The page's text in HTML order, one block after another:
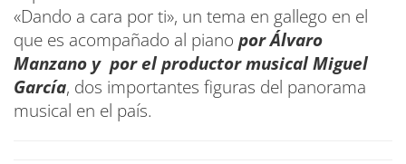
«Dando a cara por ti», un tema en gallego en el
que es acompañado al piano por Álvaro
Manzano y por el productor musical Miguel
García, dos importantes figuras del panorama
musical en el país.